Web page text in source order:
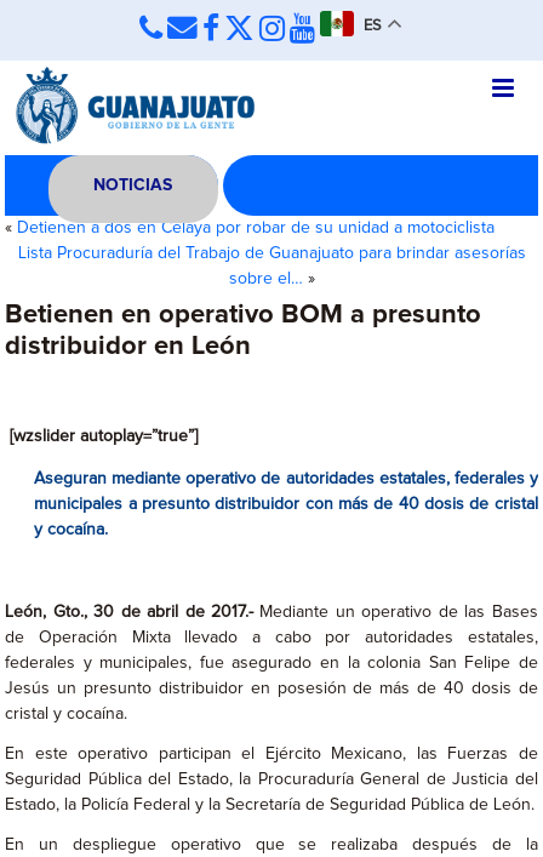
ES
NOTICIAS
« Detienen a dos en Celaya por robar de su unidad a motociclista
Lista Procuraduría del Trabajo de Guanajuato para brindar asesorías
sobre el… »
Betienen en operativo BOM a presunto
distribuidor en León
[wzslider autoplay=”true”]
Aseguran mediante operativo de autoridades estatales, federales y
municipales a presunto distribuidor con más de 40 dosis de cristal
y cocaína.
León, Gto., 30 de abril de 2017.-Mediante un operativo de las Bases
de Operación Mixta llevado a cabo por autoridades estatales,
federales y municipales, fue asegurado en la colonia San Felipe de
Jesús un presunto distribuidor en posesión de más de 40 dosis de
cristal y cocaína.
En este operativo participan el Ejército Mexicano, las Fuerzas de
Seguridad Pública del Estado, la Procuraduría General de Justicia del
Estado, la Policía Federal y la Secretaría de Seguridad Pública de León.
En un despliegue operativo que se realizaba después de la